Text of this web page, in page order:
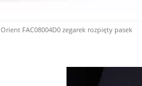
Orient FAC08004D0 zegarek rozpięty pasek